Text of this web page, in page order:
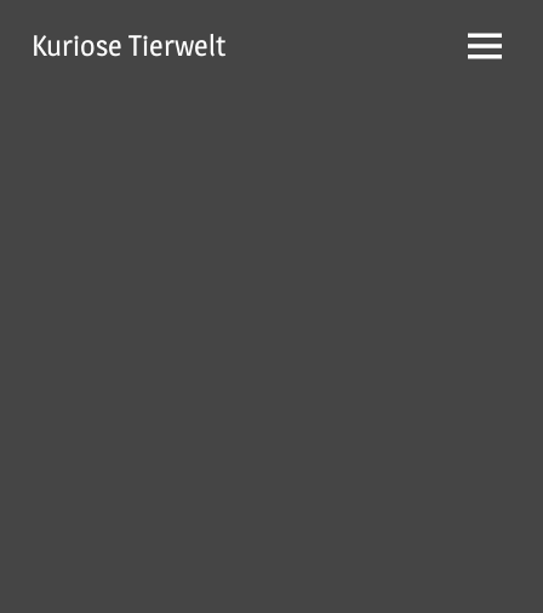
InhaltKuriose Tierwelt Menü